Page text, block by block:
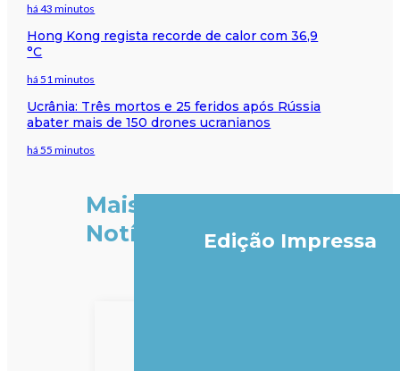
há 43 minutos
Hong Kong regista recorde de calor com 36,9
°C
há 51 minutos
Ucrânia: Três mortos e 25 feridos após Rússia
abater mais de 150 drones ucranianos
há 55 minutos
Mais
Notícias
Edição Impressa